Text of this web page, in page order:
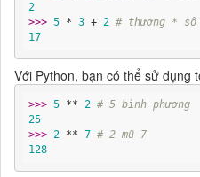
2
>>> 5 * 3 + 2 # thương *
17
Với Python, bạn có thể sử dụng
>>> 5 ** 2 # 5 bình phương
25
>>> 2 ** 7 # 2 mũ 7
128